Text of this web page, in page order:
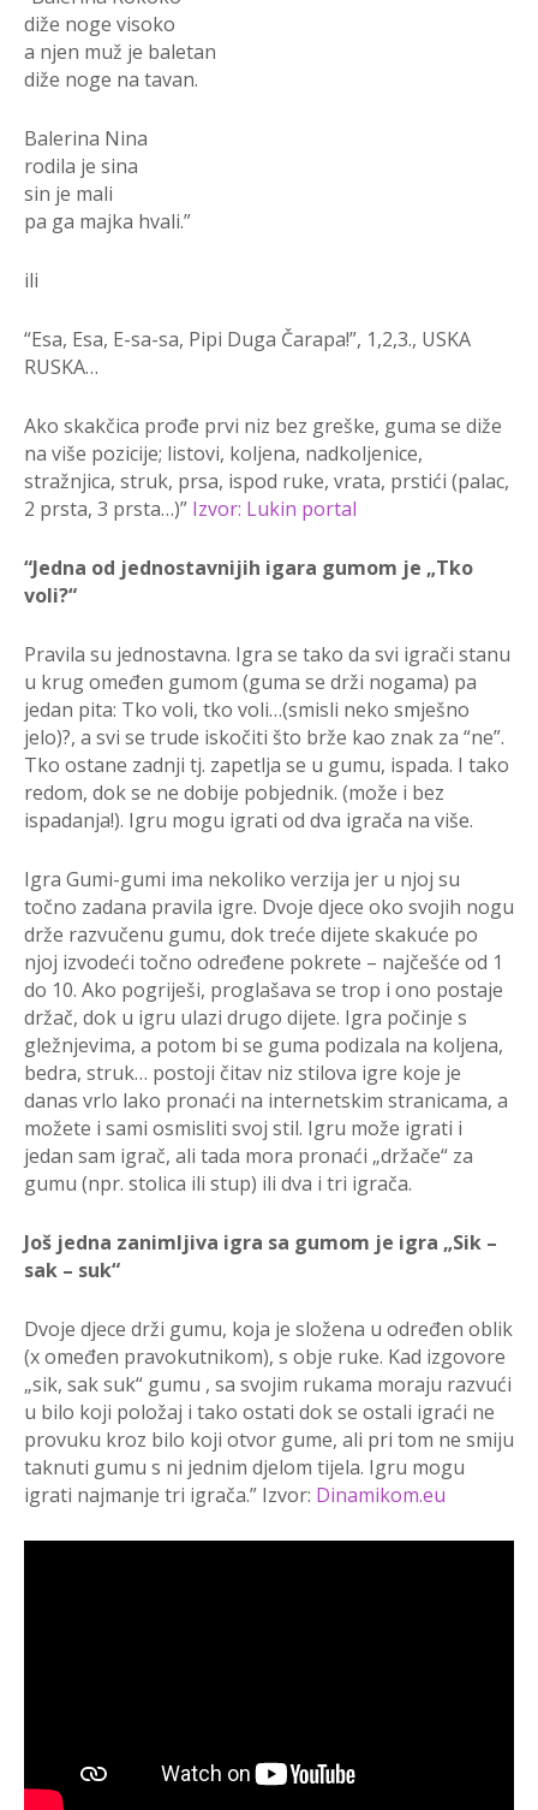
diže noge visoko
a njen muž je baletan
diže noge na tavan.
Balerina Nina
rodila je sina
sin je mali
pa ga majka hvali.”
ili
“Esa, Esa, E-sa-sa, Pipi Duga Čarapa!”, 1,2,3., USKA
RUSKA…
Ako skakčica prođe prvi niz bez greške, guma se diže
na više pozicije; listovi, koljena, nadkoljenice,
stražnjica, struk, prsa, ispod ruke, vrata, prstići (palac,
2 prsta, 3 prsta…)” Izvor: Lukin portal
“Jedna od jednostavnijih igara gumom je „Tko
voli?“
Pravila su jednostavna. Igra se tako da svi igrači stanu
u krug omeđen gumom (guma se drži nogama) pa
jedan pita: Tko voli, tko voli…(smisli neko smješno
jelo)?, a svi se trude iskočiti što brže kao znak za “ne”.
Tko ostane zadnji tj. zapetlja se u gumu, ispada. I tako
redom, dok se ne dobije pobjednik. (može i bez
ispadanja!). Igru mogu igrati od dva igrača na više.
Igra Gumi-gumi ima nekoliko verzija jer u njoj su
točno zadana pravila igre. Dvoje djece oko svojih nogu
drže razvučenu gumu, dok treće dijete skakuće po
njoj izvodeći točno određene pokrete – najčešće od 1
do 10. Ako pogriješi, proglašava se trop i ono postaje
držač, dok u igru ulazi drugo dijete. Igra počinje s
gležnjevima, a potom bi se guma podizala na koljena,
bedra, struk… postoji čitav niz stilova igre koje je
danas vrlo lako pronaći na internetskim stranicama, a
možete i sami osmisliti svoj stil. Igru može igrati i
jedan sam igrač, ali tada mora pronaći „držače“ za
gumu (npr. stolica ili stup) ili dva i tri igrača.
Još jedna zanimljiva igra sa gumom je igra „Sik –
sak – suk“
Dvoje djece drži gumu, koja je složena u određen oblik
(x omeđen pravokutnikom), s obje ruke. Kad izgovore
„sik, sak suk“ gumu , sa svojim rukama moraju razvući
u bilo koji položaj i tako ostati dok se ostali igraći ne
provuku kroz bilo koji otvor gume, ali pri tom ne smiju
taknuti gumu s ni jednim djelom tijela. Igru mogu
igrati najmanje tri igrača.” Izvor: Dinamikom.eu